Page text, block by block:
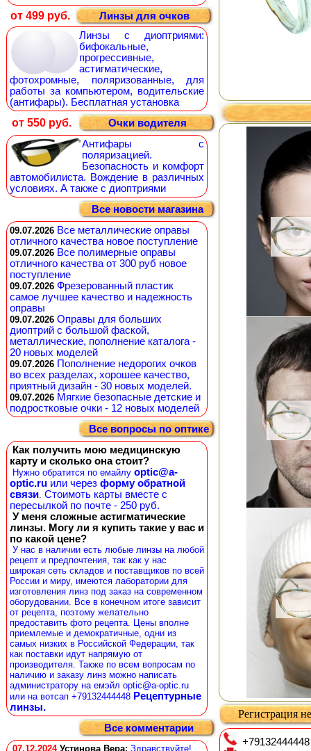
от 499 руб.
Линзы для очков
Линзы с диоптриями:
бифокальные,
прогрессивные,
астигматические,
фотохромные, поляризованные, для
работы за компьютером, водительские
(антифары). Бесплатная установка
от 550 руб.
Очки водителя
Антифары с
поляризацией.
Безопасность и комфорт
автомобилиста. Вождение в различных
условиях. А также с диоптриями
Все новости магазина
09.07.2026 Все металлические оправы
отличного качества новое поступление
09.07.2026 Все полимерные оправы
отличного качества от 300 руб новое
поступление
09.07.2026 Фрезерованный пластик
самое лучшее качество и надежность
оправы
09.07.2026 Оправы для больших
диоптрий с большой фаской,
металлические, пополнение каталога -
20 новых моделей
09.07.2026 Пополнение недорогих очков
во всех разделах, хорошее качество,
приятный дизайн - 30 новых моделей.
09.07.2026 Мягкие безопасные детские и
подростковые очки - 12 новых моделей
Все вопросы по оптике
Как получить мою медицинскую
карту и сколько она стоит?
Нужно обратится по емайлу optic@a-
optic.ru или через форму обратной
связи. Стоимоть карты вместе с
пересылкой по почте - 250 руб.
У меня сложные астигматические
линзы. Могу ли я купить такие у вас и
по какой цене?
У нас в наличии есть любые линзы на любой
рецепт и предпочтения, так как у нас
широкая сеть складов и поставщиков по всей
России и миру, имеются лаборатории для
изготовления линз под заказ на современном
оборудовании. Все в конечном итоге зависит
от рецепта, поэтому желательно
предоставить фото рецепта. Цены вполне
приемлемые и демократичные, одни из
самых низких в Российской Федерации, так
как поставки идут напрямую от
производителя. Также по всем вопросам по
наличию и заказу линз можно написать
администратору на емэйл optic@a-optic.ru
или на вотсап +79132444448 Рецептурные
линзы.
Все комментарии
07.12.2024 Устинова Вера: Здравствуйте!
Регистрация
+79132444448